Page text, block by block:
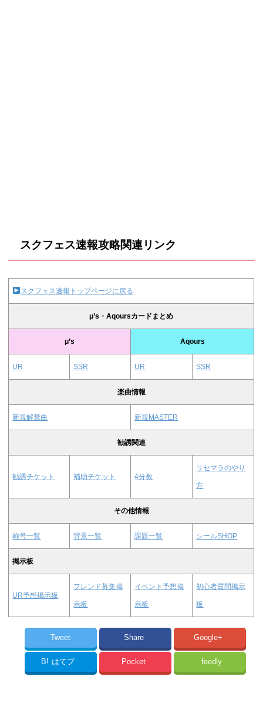
スクフェス速報攻略関連リンク
スクフェス速報トップページに戻る
μ’s・Aqoursカードまとめ
μ’s Aqours
UR SSR UR SSR
楽曲情報
新規解禁曲 新規MASTER
勧誘関連
勧誘チケット 補助チケット 4分教
リセマラのやり
方
その他情報
称号一覧 背景一覧 課題一覧 シールSHOP
掲示板
UR予想掲示板
フレンド募集掲
示板
イベント予想掲
示板
初心者質問掲示
板
Tweet Share Google+
B! はてブ Pocket feedly